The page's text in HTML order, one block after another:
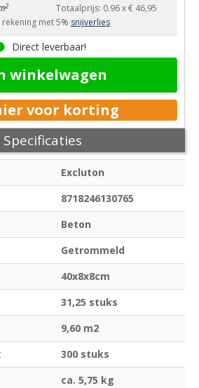
2 Totaalprijs: 0.96x€ 46,95
met 5% snijverlies
Direct leverbaar!
winkelwagen
voor korting
Specificaties
Excluton
8718246130765
Beton
Getrommeld
40x8x8cm
31,25 stuks
9,60 m2
300 stuks
ca. 5,75 kg